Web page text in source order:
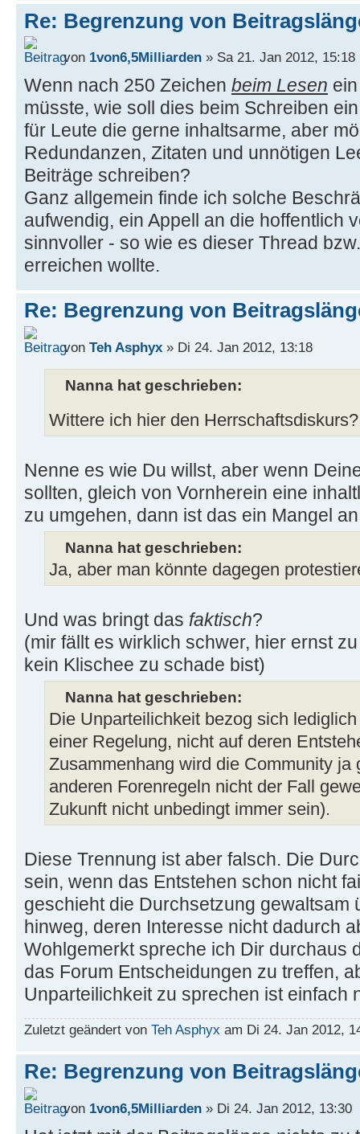
Re: Begrenzung von
von 1von6,5Milliarden » Sa 21. Jan 2012, 15:18
Wenn nach 250 Zeichen beim Lesen
müsste, wie soll dies beim Schreiben
für Leute die gerne inhaltsarme, aber
Redundanzen, Zitaten und unnötigen
Beiträge schreiben?
Ganz allgemein finde ich solche
aufwendig, ein Appell an die hoffentlich
sinnvoller - so wie es dieser Thread
erreichen wollte.
Re: Begrenzung von
von Teh Asphyx » Di 24. Jan 2012, 13:18
Nanna hat geschrieben:
Wittere ich hier den
Nenne es wie Du willst, aber wenn
sollten, gleich von Vornherein eine
zu umgehen, dann ist das ein Mangel
Nanna hat geschrieben:
Ja, aber man könnte dagegen
Und was bringt das faktisch?
(mir fällt es wirklich schwer, hier ernst
kein Klischee zu schade bist)
Nanna hat geschrieben:
Die Unparteilichkeit bezog sich
einer Regelung, nicht auf deren
Zusammenhang wird die Community ja
anderen Forenregeln nicht der Fall
Zukunft nicht unbedingt immer sein).
Diese Trennung ist aber falsch. Die
sein, wenn das Entstehen schon nicht
geschieht die Durchsetzung gewaltsam
hinweg, deren Interesse nicht dadurch
Wohlgemerkt spreche ich Dir durchaus
das Forum Entscheidungen zu treffen,
Unparteilichkeit zu sprechen ist einfach
Zuletzt geändert von Teh Asphyx am Di 24. Jan 2012,
Re: Begrenzung von
von 1von6,5Milliarden » Di 24. Jan 2012, 13:30